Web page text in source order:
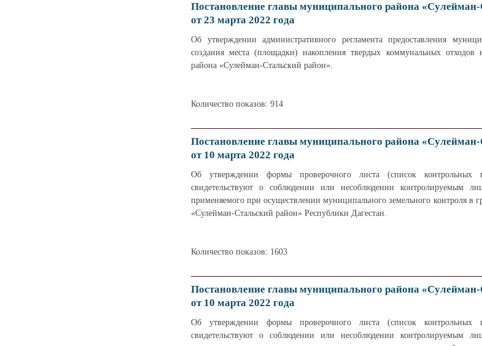
Постановление главы муниципального района
от 23 марта 2022 года
Об утверждении административного регламента предоставления
создания места (площадки) накопления твердых коммунальных отходов
района «Сулейман-Стальский район».
Количество показов: 914
Постановление главы муниципального района
от 10 марта 2022 года
Об утверждении формы проверочного листа (список контрольных
свидетельствуют о соблюдении или несоблюдении контролируемым
применяемого при осуществлении муниципального земельного контроля в
«Сулейман-Стальский район» Республики Дагестан.
Количество показов: 1603
Постановление главы муниципального района
от 10 марта 2022 года
Об утверждении формы проверочного листа (список контрольных
свидетельствуют о соблюдении или несоблюдении контролируемым